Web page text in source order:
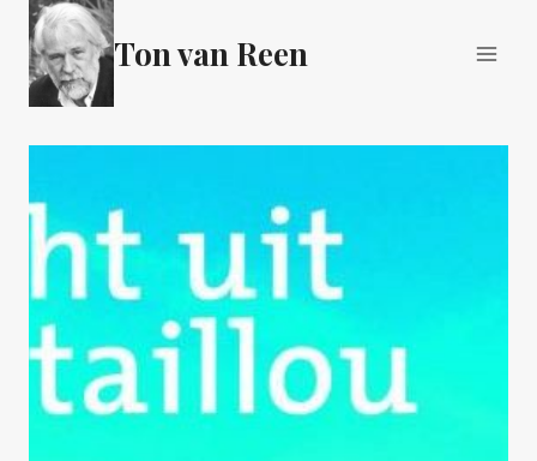
Doorgaan
naar
inhoud
Ton van Reen